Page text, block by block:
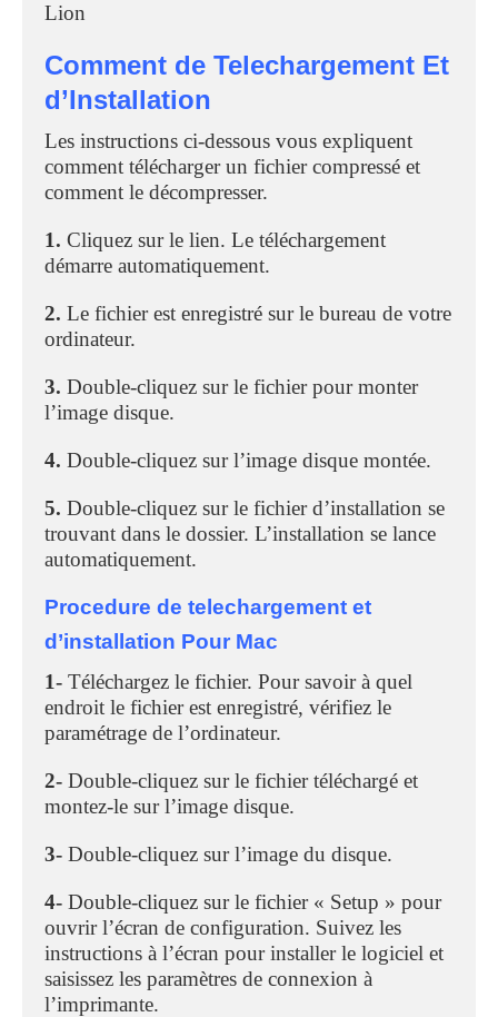
Lion
Comment de Telechargement Et
d’Installation
Les instructions ci-dessous vous expliquent
comment télécharger un fichier compressé et
comment le décompresser.
1. Cliquez sur le lien. Le téléchargement
démarre automatiquement.
2. Le fichier est enregistré sur le bureau de votre
ordinateur.
3. Double-cliquez sur le fichier pour monter
l’image disque.
4. Double-cliquez sur l’image disque montée.
5. Double-cliquez sur le fichier d’installation se
trouvant dans le dossier. L’installation se lance
automatiquement.
Procedure de telechargement et
d’installation Pour Mac
1- Téléchargez le fichier. Pour savoir à quel
endroit le fichier est enregistré, vérifiez le
paramétrage de l’ordinateur.
2- Double-cliquez sur le fichier téléchargé et
montez-le sur l’image disque.
3- Double-cliquez sur l’image du disque.
4- Double-cliquez sur le fichier « Setup » pour
ouvrir l’écran de configuration. Suivez les
instructions à l’écran pour installer le logiciel et
saisissez les paramètres de connexion à
l’imprimante.